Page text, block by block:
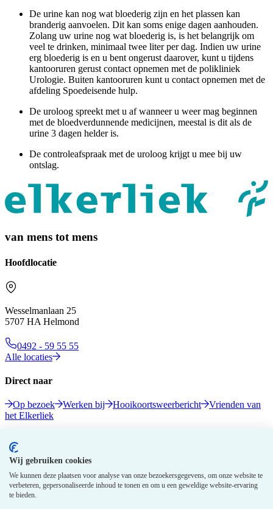
Wij gebruiken cookies
We kunnen deze plaatsen voor analyse van onze bezoekersgegevens, om onze website te
verbeteren, gepersonaliseerde inhoud te tonen en om u een geweldige website-ervaring
te bieden.
De urine kan nog wat bloederig zijn en het plassen kan
branderig aanvoelen. Dit kan soms enige dagen aanhouden.
Zolang uw urine nog wat bloederig is, is het belangrijk om
veel te drinken, minimaal twee liter per dag. Indien uw urine
erg bloederig is en u bent ongerust daarover, kunt u tijdens
kantooruren gerust contact opnemen met de polikliniek
Urologie. Buiten kantooruren kunt u contact opnemen met de
afdeling Spoedeisende hulp.
De uroloog spreekt met u af wanneer u weer mag beginnen
met de bloedverdunnende medicijnen, meestal is dit als de
urine 3 dagen helder is.
De controleafspraak met de uroloog krijgt u mee bij uw
ontslag.
van mens tot mens
Hoofdlocatie
Wesselmanlaan 25
5707 HA Helmond
0492 - 59 55 55
Alle locaties
Direct naar
Op bezoek Werken bij Hooikoortsweerbericht
Vrienden van
het Elkerliek
Volg ons